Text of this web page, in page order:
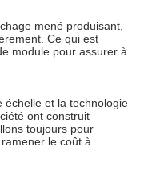
mené produisant,
Ce qui est
module pour assurer à
échelle et la technologie
ont construit
toujours pour
le coût à